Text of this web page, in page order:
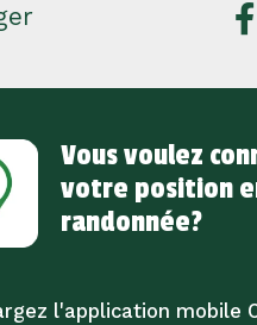
Vous voulez
votre position
randonnée?
l'application mobile